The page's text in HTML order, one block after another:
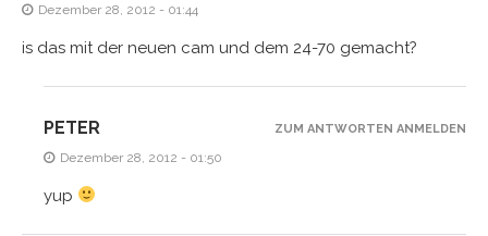
Dezember 28, 2012 - 01:44
is das mit der neuen cam und dem 24-70 gemacht?
PETER
Dezember 28, 2012 - 01:50
yup
ZUM ANTWORTEN ANMELDEN